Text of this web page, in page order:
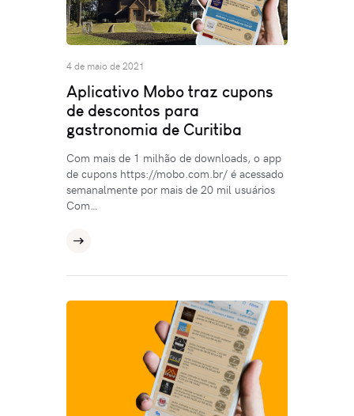
4 de maio de 2021
Aplicativo Mobo traz cupons
de descontos para
gastronomia de Curitiba
Com mais de 1 milhão de downloads, o app
de cupons https://mobo.com.br/ é acessado
semanalmente por mais de 20 mil usuários
Com…